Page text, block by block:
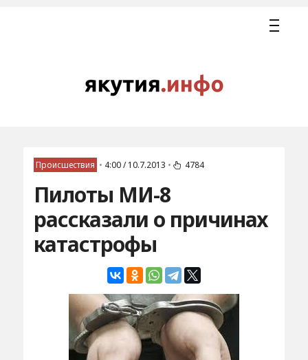
Происшествия • 4:00 / 10.7.2013 • 4784
Пилоты МИ-8
рассказали о причинах
катастрофы